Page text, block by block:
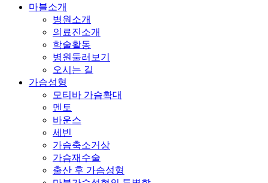
Close
마블소개
병원소개
의료진소개
학술활동
병원둘러보기
오시는 길
가슴성형
모티바 가슴확대
멘토
바운스
세빈
가슴축소거상
가슴재수술
출산 후 가슴성형